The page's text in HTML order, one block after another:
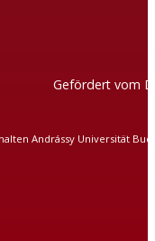
Gefördert vom
Andrássy Universität